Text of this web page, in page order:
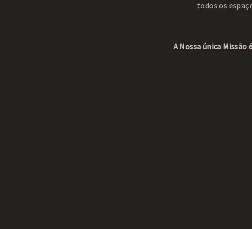
todos os
A Nossa única